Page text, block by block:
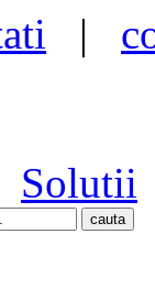
|
Solutii